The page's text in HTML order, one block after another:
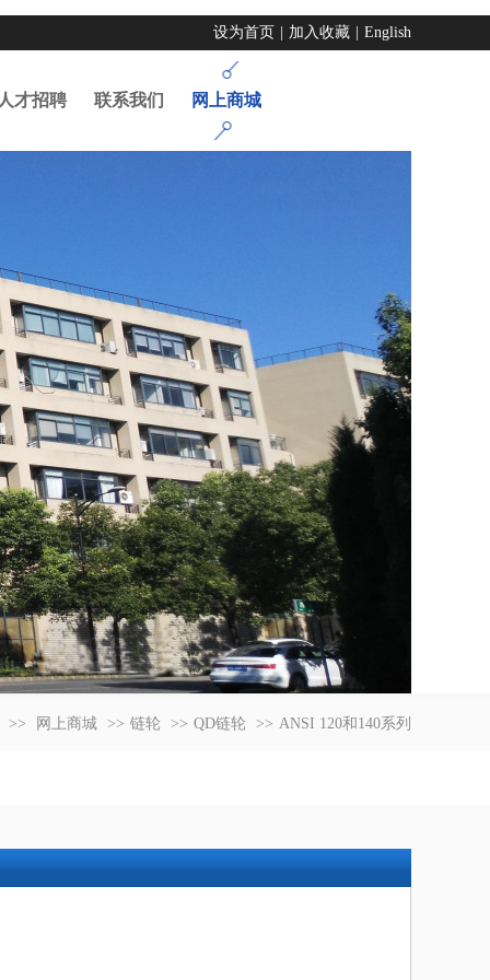
人才招聘 联系我们 网上商城
设为首页 加入收藏 English
>> 网上商城 >> 链轮 >> QD链轮 >> ANSI 120和140系列